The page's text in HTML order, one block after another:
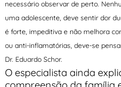
necessário observar de perto.
uma adolescente, deve sentir dor
é forte, impeditiva e não melhora
ou anti-inflamatórias, deve-se
Dr. Eduardo Schor.
O especialista ainda